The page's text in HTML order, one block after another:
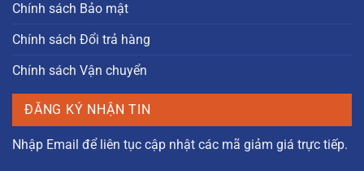
Chính sách Bảo mật
Chính sách Đổi trả hàng
Chính sách Vận chuyển
ĐĂNG KÝ NHẬN TIN
Nhập Email để liên tục cập nhật các mã giảm giá trực tiếp.